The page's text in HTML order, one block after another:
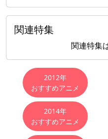
関連特集
関連特集
おすすめアニメ
2012年
おすすめアニメ
2014年
おすすめアニメ